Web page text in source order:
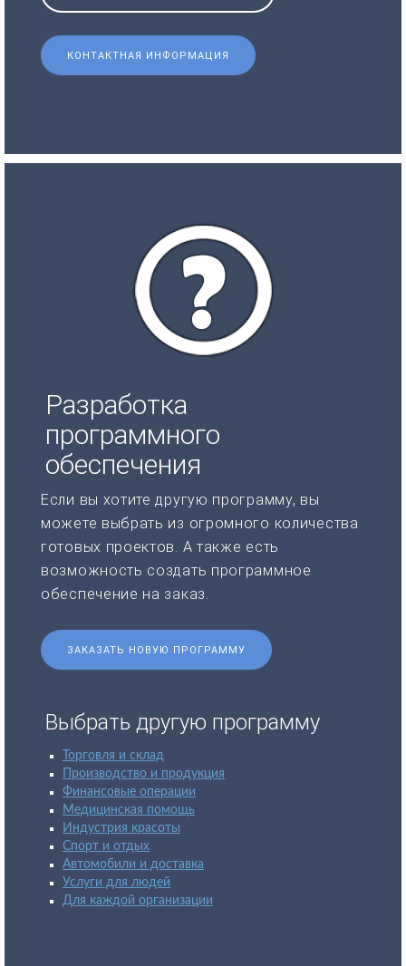
КОНТАКТНАЯ ИНФОРМАЦИЯ
Разработка
программного
обеспечения
Если вы хотите другую программу, вы
можете выбрать из огромного количества
готовых проектов. А также есть
возможность создать программное
обеспечение на заказ.
ЗАКАЗАТЬ НОВУЮ ПРОГРАММУ
Выбрать другую программу
Торговля и склад
Производство и продукция
Финансовые операции
Медицинская помощь
Индустрия красоты
Спорт и отдых
Автомобили и доставка
Услуги для людей
Для каждой организации